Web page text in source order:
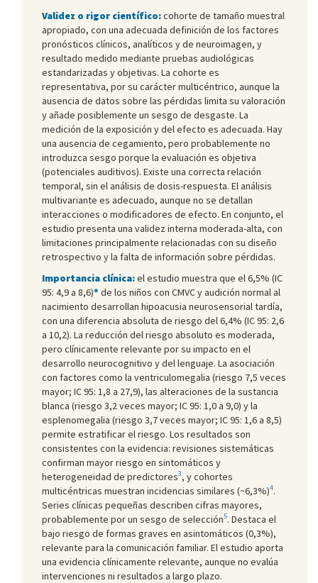
Validez o rigor científico:cohorte de tamaño muestral
apropiado, con una adecuada definición de los factores
pronósticos clínicos, analíticos y de neuroimagen, y
resultado medido mediante pruebas audiológicas
estandarizadas y objetivas. La cohorte es
representativa, por su carácter multicéntrico, aunque la
ausencia de datos sobre las pérdidas limita su valoración
y añade posiblemente un sesgo de desgaste. La
medición de la exposición y del efecto es adecuada. Hay
una ausencia de cegamiento, pero probablemente no
introduzca sesgo porque la evaluación es objetiva
(potenciales auditivos). Existe una correcta relación
temporal, sin el análisis de dosis-respuesta. El análisis
multivariante es adecuado, aunque no se detallan
interacciones o modificadores de efecto. En conjunto, el
estudio presenta una validez interna moderada-alta, con
limitaciones principalmente relacionadas con su diseño
retrospectivo y la falta de información sobre pérdidas.
Importancia clínica:el estudio muestra que el 6,5% (IC
95: 4,9 a 8,6)* de los niños con CMVC y audición normal al
nacimiento desarrollan hipoacusia neurosensorial tardía,
con una diferencia absoluta de riesgo del 6,4% (IC 95: 2,6
a 10,2). La reducción del riesgo absoluto es moderada,
pero clínicamente relevante por su impacto en el
desarrollo neurocognitivo y del lenguaje. La asociación
con factores como la ventriculomegalia (riesgo 7,5 veces
mayor; IC 95: 1,8 a 27,9), las alteraciones de la sustancia
blanca (riesgo 3,2 veces mayor; IC 95: 1,0 a 9,0) y la
esplenomegalia (riesgo 3,7 veces mayor; IC 95: 1,6 a 8,5)
permite estratificar el riesgo. Los resultados son
consistentes con la evidencia: revisiones sistemáticas
confirman mayor riesgo en sintomáticos y
heterogeneidad de predictores3, y cohortes
multicéntricas muestran incidencias similares (~6,3%)4.
Series clínicas pequeñas describen cifras mayores,
probablemente por un sesgo de selección5. Destaca el
bajo riesgo de formas graves en asintomáticos (0,3%),
relevante para la comunicación familiar. El estudio aporta
una evidencia clínicamente relevante, aunque no evalúa
intervenciones ni resultados a largo plazo.